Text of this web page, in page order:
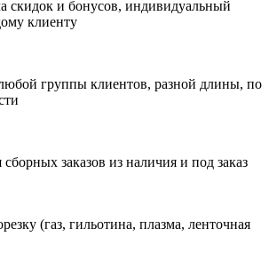
скидок и бонусов, индивидуальный
клиенту
группы клиентов, разной длины, по
заказов из наличия и под заказ
(газ, гильотина, плазма, ленточная